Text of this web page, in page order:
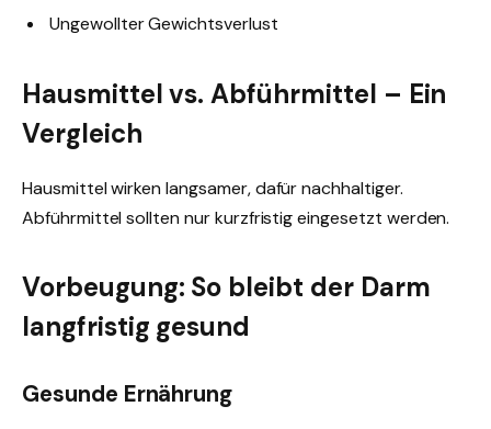
Ungewollter Gewichtsverlust
Hausmittel vs. Abführmittel – Ein
Vergleich
Hausmittel wirken langsamer, dafür nachhaltiger.
Abführmittel sollten nur kurzfristig eingesetzt werden.
Vorbeugung: So bleibt der Darm
langfristig gesund
Gesunde Ernährung